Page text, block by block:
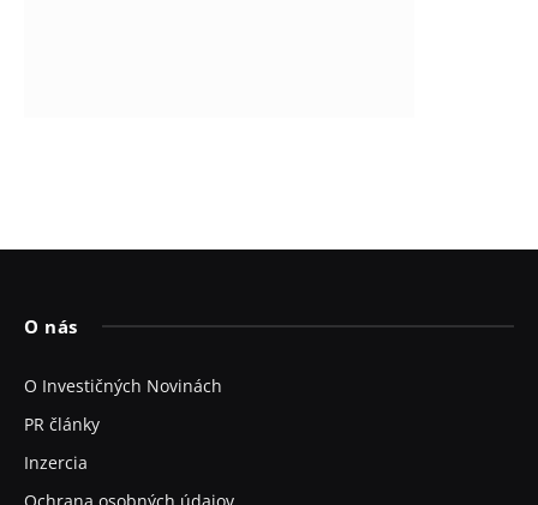
O nás
O Investičných Novinách
PR články
Inzercia